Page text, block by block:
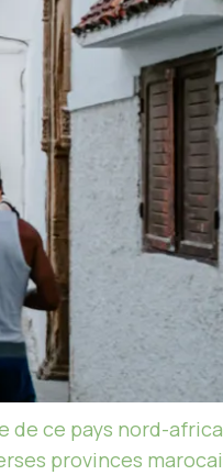
ce pays nord-
provinces